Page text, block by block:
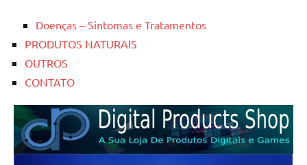
Doenças – Sintomas e Tratamentos
PRODUTOS NATURAIS
OUTROS
CONTATO